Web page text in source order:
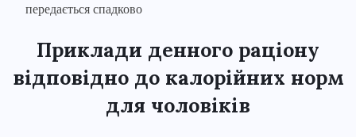
передається спадково
Приклади денного раціону
відповідно до калорійних норм
для чоловіків